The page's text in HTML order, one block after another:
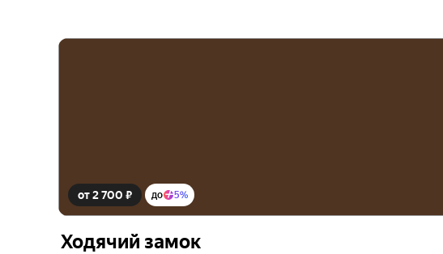
от 2 700 ₽ до 5%
Ходячий замок